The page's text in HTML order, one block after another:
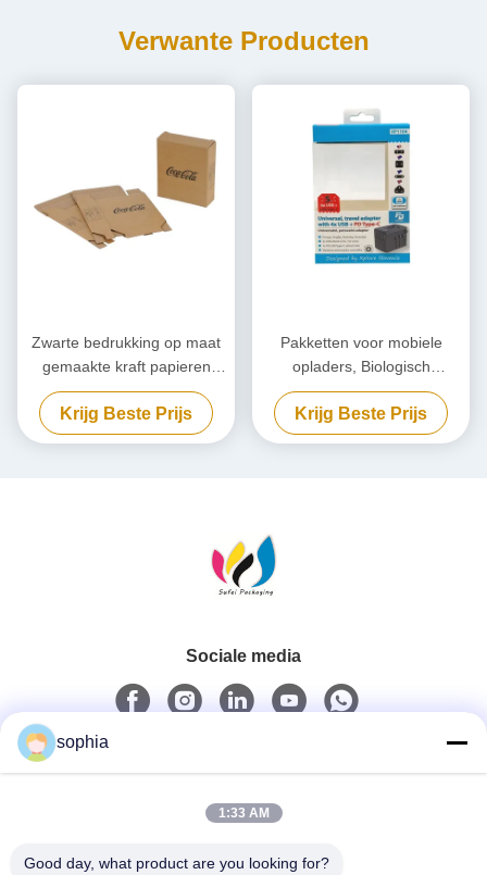
Verwante Producten
Zwarte bedrukking op maat
gemaakte kraft papieren
verpakking,
milieuvriendelijke kartonnen
doos
Krijg Beste Prijs
Pakketten voor mobiele
opladers, Biologisch
afbreekbare powerbank, op
maat gemaakt.
Krijg Beste Prijs
Sociale media
0086-13128969971
sophia
1:33 AM
Good day, what product are you looking for?